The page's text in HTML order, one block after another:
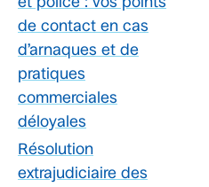
de contact en cas
d’arnaques et de
pratiques
commerciales
déloyales
Résolution
extrajudiciaire des